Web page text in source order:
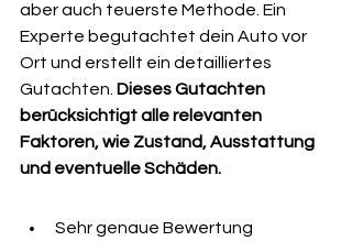
aber auch teuerste Methode. Ein
Experte begutachtet dein Auto vor
Ort und erstellt ein detailliertes
Gutachten. Dieses Gutachten
berücksichtigt alle relevanten
Faktoren, wie Zustand, Ausstattung
und eventuelle Schäden.
Sehr genaue Bewertung